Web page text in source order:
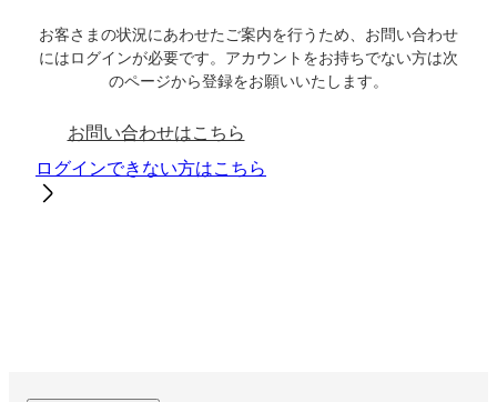
お客さまの状況にあわせたご案内を行うため、お問い合わせ
にはログインが必要です。アカウントをお持ちでない方は次
のページから登録をお願いいたします。
お問い合わせはこちら
ログインできない方はこちら